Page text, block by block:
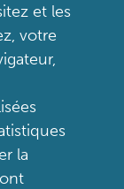
et les
votre
la